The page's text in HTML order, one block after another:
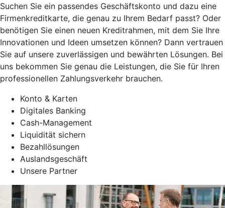
Suchen Sie ein passendes Geschäftskonto und dazu eine
Firmenkreditkarte, die genau zu Ihrem Bedarf passt? Oder
benötigen Sie einen neuen Kreditrahmen, mit dem Sie Ihre
Innovationen und Ideen umsetzen können? Dann vertrauen
Sie auf unsere zuverlässigen und bewährten Lösungen. Bei
uns bekommen Sie genau die Leistungen, die Sie für Ihren
professionellen Zahlungsverkehr brauchen.
Konto & Karten
Digitales Banking
Cash-Management
Liquidität sichern
Bezahllösungen
Auslandsgeschäft
Unsere Partner